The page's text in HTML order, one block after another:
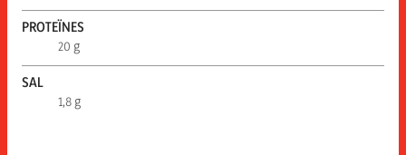
PROTEÏNES
20 g
SAL
1,8 g